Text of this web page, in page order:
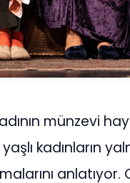
münzevi
kadınların